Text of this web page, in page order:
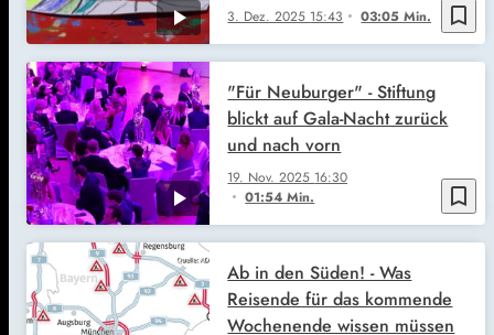
bookmark_border
3. Dez. 2025 15:43 03:05 Min.
bookmark_border
19. Nov. 2025 16:30
01:54 Min.
"Für Neuburger" - Stiftung
blickt auf Gala-Nacht zurück
und nach vorn
Ab in den Süden! - Was
Reisende für das kommende
Wochenende wissen müssen